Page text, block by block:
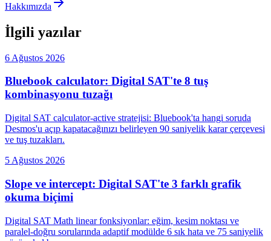
Hakkımızda
İlgili yazılar
6 Ağustos 2026
Bluebook calculator: Digital SAT'te 8 tuş
kombinasyonu tuzağı
Digital SAT calculator-active stratejisi: Bluebook'ta hangi soruda
Desmos'u açıp kapatacağınızı belirleyen 90 saniyelik karar çerçevesi
ve tuş tuzakları.
5 Ağustos 2026
Slope ve intercept: Digital SAT'te 3 farklı grafik
okuma biçimi
Digital SAT Math linear fonksiyonlar: eğim, kesim noktası ve
paralel-doğru sorularında adaptif modülde 6 sık hata ve 75 saniyelik